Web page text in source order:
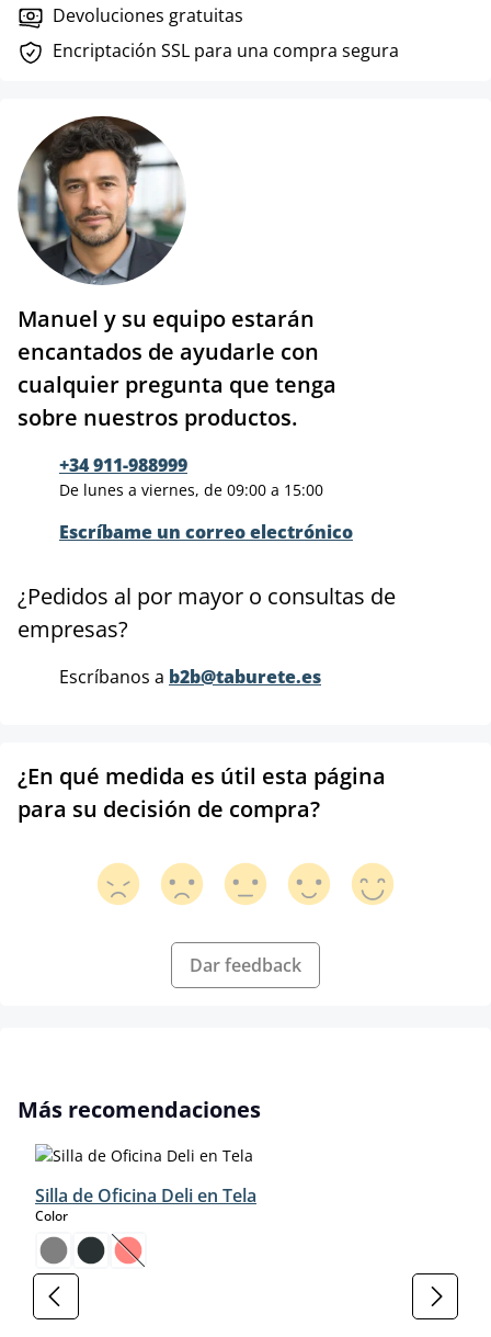
Devoluciones gratuitas
Encriptación SSL para una compra segura
Manuel y su equipo estarán
encantados de ayudarle con
cualquier pregunta que tenga
sobre nuestros productos.
+34 911-988999
De lunes a viernes, de 09:00 a 15:00
Escríbame un correo electrónico
¿Pedidos al por mayor o consultas de
empresas?
Escríbanos a b2b@taburete.es
¿En qué medida es útil esta página
para su decisión de compra?
Dar feedback
Omitir la galería de productos
Más recomendaciones
Silla de Oficina Deli en Tela
Colorselect
(Esta opción no está disponible en este momento.)